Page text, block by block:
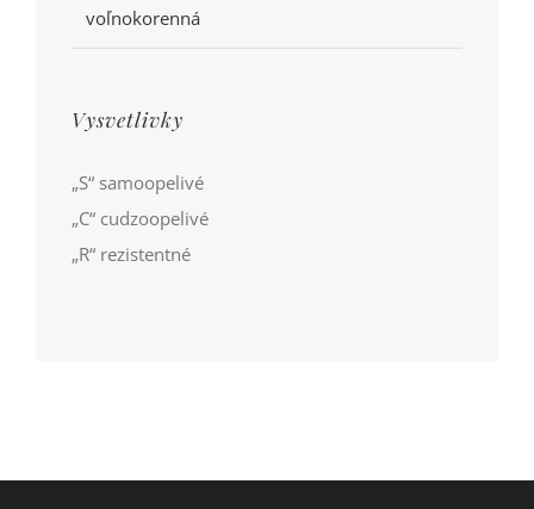
voľnokorenná
Vysvetlivky
„S“ samoopelivé
„C“ cudzoopelivé
„R“ rezistentné